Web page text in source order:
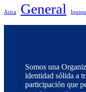
Arica General
Somos una
identidad sólida a
participación que